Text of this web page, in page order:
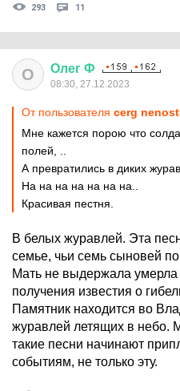
293 11
О Олег Ф
08:30, 27.12.2023
От пользователя cerg
Мне кажется порою что
полей, ..
А превратились в диких
На на на на на на на..
Красивая пестня.
В белых журавлей. Эта
семье, чьи семь сыновей
Мать не выдержала
получения известия о
Памятник находится во
журавлей летящих в небо.
такие песни начинают
событиям, не только эту.